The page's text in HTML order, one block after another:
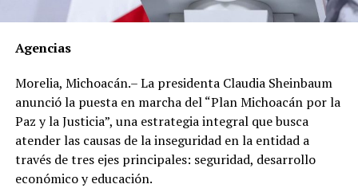
Los documentos oficiales demuestran que el 30 de
de Golf Campestre de San Luis Potosí un inmueble de
millones 671 mil 425 pesos, cuyo pago realizó en una
sola exhibición.
Sin embargo, al hacer una revisión de propiedades en la
zona, se encontró que, en lugar de los 2 millones 671
mil 425 pesos que pagó, el inmueble tiene un valor real
Agencias
Morelia, Michoacán.– La presidenta Claudia Sheinbaum
anunció la puesta en marcha del “Plan Michoacán por la
Paz y la Justicia”, una estrategia integral que busca
atender las causas de la inseguridad en la entidad a
través de tres ejes principales: seguridad, desarrollo
económico y educación.